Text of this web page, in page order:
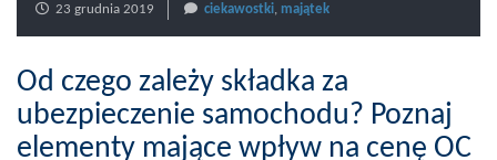
23 grudnia 2019 ciekawostki majątek
Od czego zależy składka za
ubezpieczenie samochodu? Poznaj
elementy mające wpływ na cenę OC